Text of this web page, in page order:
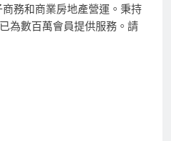
務和商業房地產營運。秉持
為數百萬會員提供服務。請